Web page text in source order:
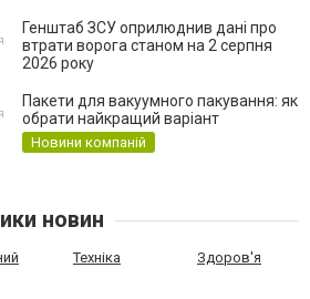
Генштаб ЗСУ оприлюднив дані про
втрати ворога станом на 2 серпня
2026 року
Пакети для вакуумного пакування: як
обрати найкращий варіант
Новини компаній
новин
Техніка Здоров'я